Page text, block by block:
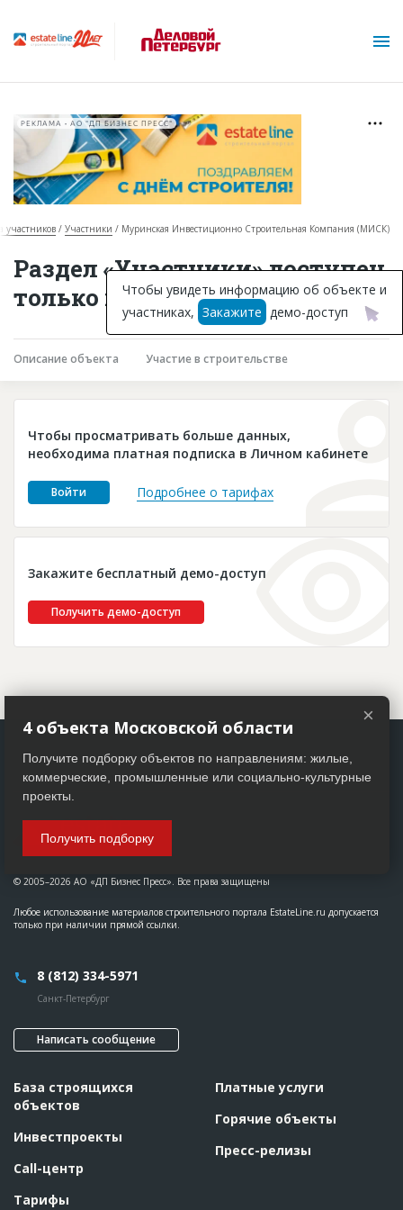
Горячие объекты
База строящихся объектов
Инвестпроекты
Глоссарий
Платные услуги
Пресс-релизы
РЕКЛАМА • АО "ДП БИЗНЕС ПРЕСС"
участников Участники Муринская Инвестиционно Строительная Компания (МИСК)
Раздел «Участники» доступен
только подписчикам
Описание объекта Участие в строительстве
Чтобы просматривать больше данных,
необходима платная подписка в Личном кабинете
Войти Подробнее о тарифах
Закажите бесплатный демо-доступ
Получить демо-доступ
Чтобы увидеть информацию об объекте и
участниках, Закажите демо-доступ
© 2005–2026 АО «ДП Бизнес Пресс». Все права защищены
Любое использование материалов строительного портала EstateLine.ru допускается
только при наличии прямой ссылки.
8 (812) 334-5971
Санкт-Петербург
Написать сообщение
База строящихся
объектов
Инвестпроекты
Call-центр
Тарифы
Платные услуги
Горячие объекты
Пресс-релизы
×
4 объекта Московской области
Получите подборку объектов по направлениям: жилые,
коммерческие, промышленные или социально-культурные
проекты.
Получить подборку